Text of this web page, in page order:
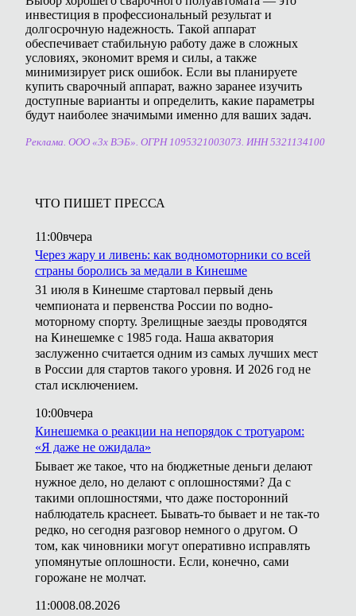
инвестиция в профессиональный результат и
долгосрочную надежность. Такой аппарат
обеспечивает стабильную работу даже в сложных
условиях, экономит время и силы, а также
минимизирует риск ошибок. Если вы планируете
купить сварочный аппарат, важно заранее изучить
доступные варианты и определить, какие параметры
будут наиболее значимыми именно для ваших задач.
Реклама. ООО «3х ВЭБ». ОГРН 1095321003073. ИНН 5321134100
ЧТО ПИШЕТ ПРЕССА
11:00вчера
Через жару и ливень: как водномоторники со всей
страны боролись за медали в Кинешме
31 июля в Кинешме стартовал первый день
чемпионата и первенства России по водно-
моторному спорту. Зрелищные заезды проводятся
на Кинешемке с 1985 года. Наша акватория
заслуженно считается одним из самых лучших мест
в России для стартов такого уровня. И 2026 год не
стал исключением.
10:00вчера
Кинешемка о реакции на непорядок с тротуаром:
«Я даже не ожидала»
Бывает же такое, что на бюджетные деньги делают
нужное дело, но делают с оплошностями? Да с
такими оплошностями, что даже посторонний
наблюдатель краснеет. Бывать-то бывает и не так-то
редко, но сегодня разговор немного о другом. О
том, как чиновники могут оперативно исправлять
упомянутые оплошности. Если, конечно, сами
горожане не молчат.
11:0008.08.2026